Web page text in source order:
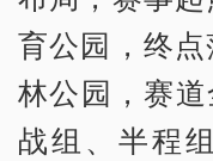
育公园，终
林公园，赛
战组、半程